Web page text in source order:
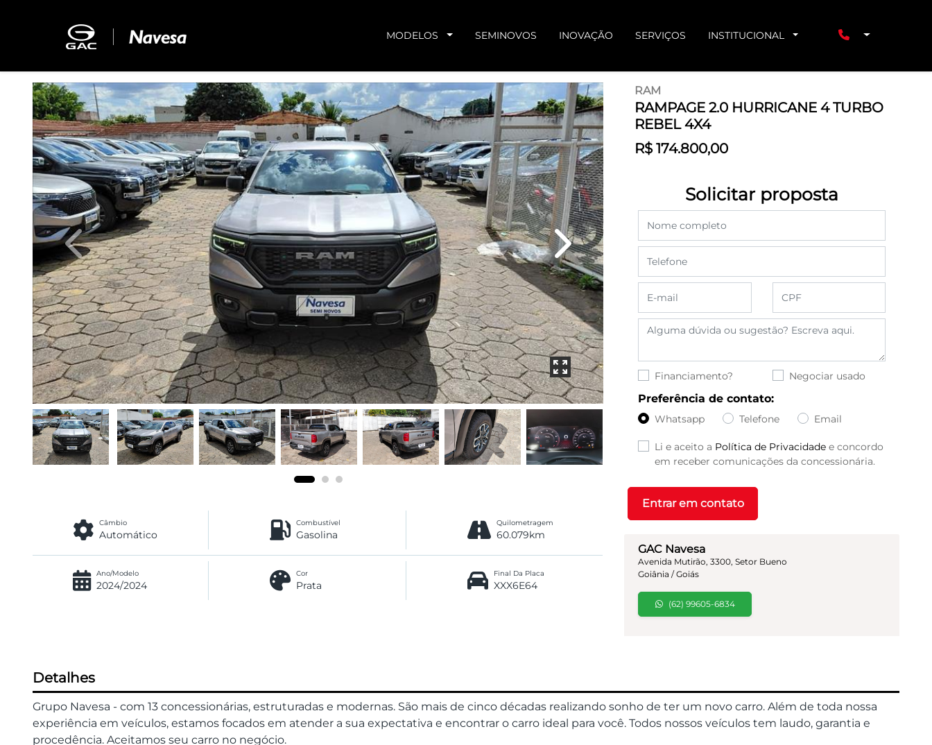
MODELOS SEMINOVOS INOVAÇÃO SERVIÇOS INSTITUCIONAL
RAM
RAMPAGE 2.0 HURRICANE 4 TURBO
REBEL 4X4
R$ 174.800,00
GAC Navesa
Avenida Mutirão, 3300, Setor Bueno
Goiânia / Goiás
(62) 99605-6834
Solicitar proposta
Financiamento? Negociar usado
Preferência de contato:
Whatsapp Telefone Email
Li e aceito a Política de Privacidade e concordo
em receber comunicações da concessionária.
Entrar em contato
Previous Next
Câmbio
Automático
Combustível
Gasolina
Quilometragem
60.079km
Ano/Modelo
2024/2024
Cor
Prata
Final Da Placa
XXX6E64
Detalhes
Grupo Navesa - com 13 concessionárias, estruturadas e modernas. São mais de cinco décadas realizando sonho de ter um novo carro. Além de toda nossa
experiência em veículos, estamos focados em atender a sua expectativa e encontrar o carro ideal para você. Todos nossos veículos tem laudo, garantia e
procedência. Aceitamos seu carro no negócio.